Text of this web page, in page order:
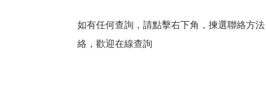
如有任何查詢，請點擊右下角，揀選聯絡方
絡，歡迎在線查詢